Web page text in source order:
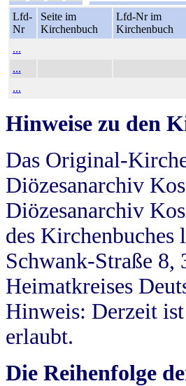
Lfd-
Nr
Seite im
Kirchenbuch
Lfd-Nr im
Kirchenbuch
...
...
...
Hinweise zu den
Das Original-
Diözesanarchiv
Diözesanarchiv
des
Schwank-Straße
Heimatkreises
Hinweis: Derzeit
erlaubt.
Die Reihenfolge